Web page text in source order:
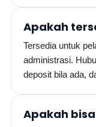
Apakah
Tersedia untuk
administrasi.
deposit bila ada,
Apakah